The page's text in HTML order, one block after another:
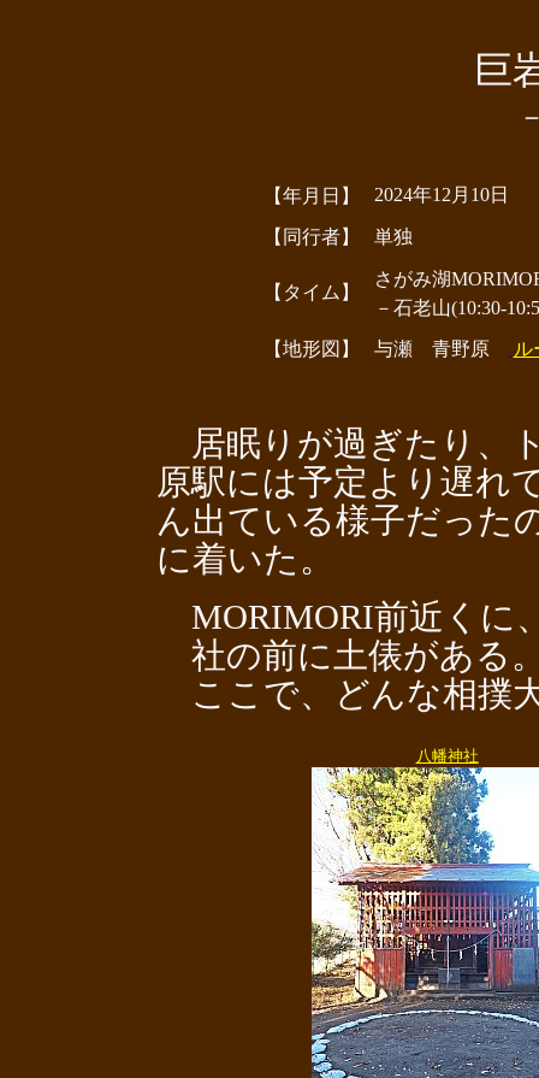
巨
【年月日】 2024年12月10日
【同行者】 単独
【タイム】
さがみ湖
－石老山(10:30-
【地形図】
与瀬 青野原 ル
居眠りが過ぎたり、
原駅には予定より遅れ
ん出ている様子だった
に着いた。
MORIMORI前近くに
社の前に土俵がある
ここで、どんな相撲
八幡神社